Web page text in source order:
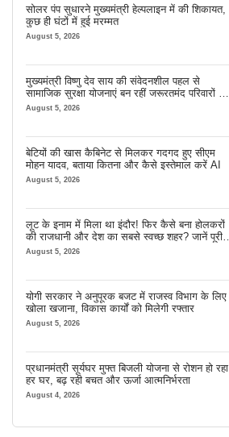
सोलर पंप सुधारने मुख्यमंत्री हेल्पलाइन में की शिकायत,
कुछ ही घंटों में हुई मरम्मत
August 5, 2026
मुख्यमंत्री विष्णु देव साय की संवेदनशील पहल से
सामाजिक सुरक्षा योजनाएं बन रहीं जरूरतमंद परिवारों का
मजबूत सहारा
August 5, 2026
बेटियों की खास कैबिनेट से मिलकर गदगद हुए सीएम
मोहन यादव, बताया कितना और कैसे इस्तेमाल करें AI
August 5, 2026
लूट के इनाम में मिला था इंदौर! फिर कैसे बना होलकरों
की राजधानी और देश का सबसे स्वच्छ शहर? जानें पूरी
कहानी
August 5, 2026
योगी सरकार ने अनुपूरक बजट में राजस्व विभाग के लिए
खोला खजाना, विकास कार्यों को मिलेगी रफ्तार
August 5, 2026
प्रधानमंत्री सूर्यघर मुफ्त बिजली योजना से रोशन हो रहा
हर घर, बढ़ रही बचत और ऊर्जा आत्मनिर्भरता
August 4, 2026